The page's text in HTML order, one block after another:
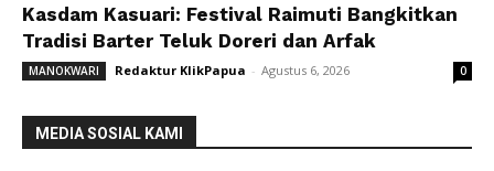
Kasdam Kasuari: Festival Raimuti Bangkitkan
Tradisi Barter Teluk Doreri dan Arfak
MANOKWARI Redaktur KlikPapua - Agustus 6, 2026 0
MEDIA SOSIAL KAMI